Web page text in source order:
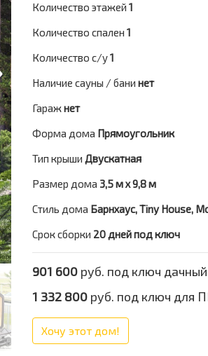
Количество этажей 1
Количество спален 1
Количество с/у1
Наличие сауны / бани нет
Гаражнет
Форма дома Прямоугольник
Тип крыши Двускатная
Размер дома 3,5 м х 9,8 м
Стиль дома Барнхаус, Tiny House,
Срок сборки 20 дней под ключ
901 600 руб. под ключ
1 332 800 руб. под ключ для
Хочу этот дом!